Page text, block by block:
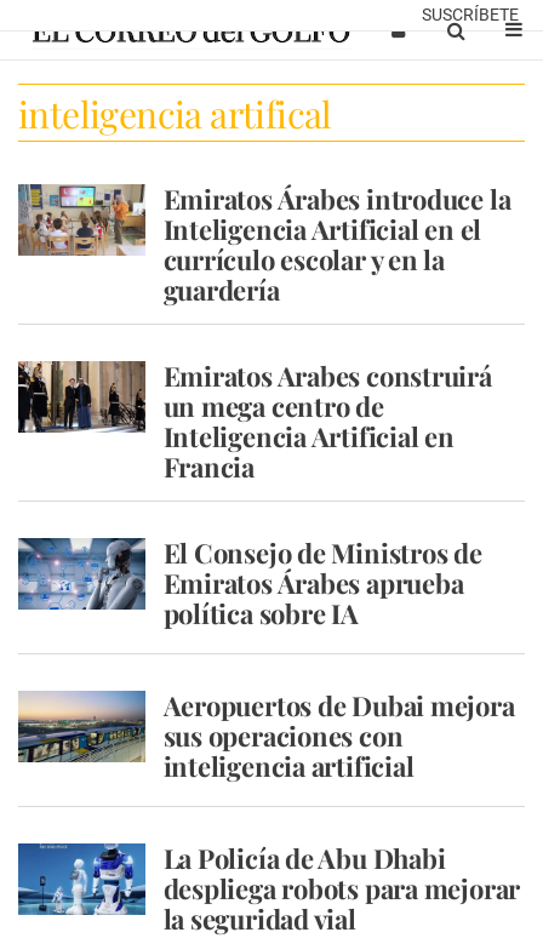
SUSCRÍBETE
inteligencia artifical
Emiratos Árabes introduce la
Inteligencia Artificial en el
currículo escolar y en la
guardería
Emiratos Arabes construirá
un mega centro de
Inteligencia Artificial en
Francia
El Consejo de Ministros de
Emiratos Árabes aprueba
política sobre IA
Aeropuertos de Dubai mejora
sus operaciones con
inteligencia artificial
La Policía de Abu Dhabi
despliega robots para mejorar
la seguridad vial